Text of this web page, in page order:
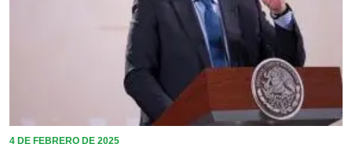
4 DE FEBRERO DE 2025